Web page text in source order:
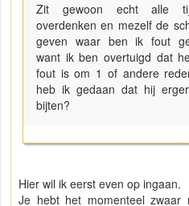
Zit gewoon echt alle
overdenken en mezelf de
geven waar ben ik fout
want ik ben overtuigd dat
fout is om 1 of andere
heb ik gedaan dat hij
bijten?
Hier wil ik eerst even op ingaan.
Je hebt het momenteel